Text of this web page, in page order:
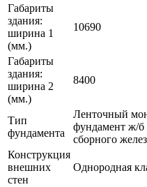
Габариты
здания:
ширина 1
(мм.)
10690
Габариты
здания:
ширина 2
(мм.)
8400
Тип
фундамента
Ленточный
фундамент ж/б
сборного
Конструкция
внешних
стен
Однородная